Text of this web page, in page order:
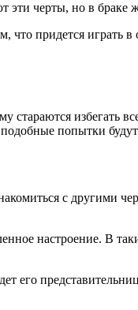
черты, но в браке
придется играть в
стараются избегать
подобные попытки
с другими
настроение. В
его